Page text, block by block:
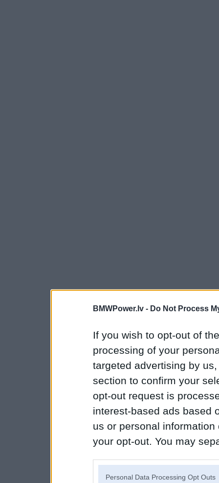
BMWPower.lv - Do Not Process
If you wish to opt-out of
processing of your
targeted advertising by
section to confirm your
opt-out request is
interest-based ads based
us or personal
your opt-out. You may
Personal Data Processing Opt Outs